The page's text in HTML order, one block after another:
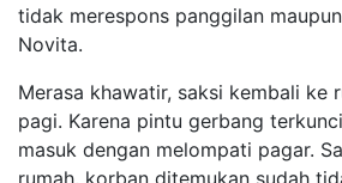
tidak merespons panggilan maupun
Novita.
Merasa khawatir, saksi kembali ke
pagi. Karena pintu gerbang
masuk dengan melompati pagar.
rumah, korban ditemukan sudah